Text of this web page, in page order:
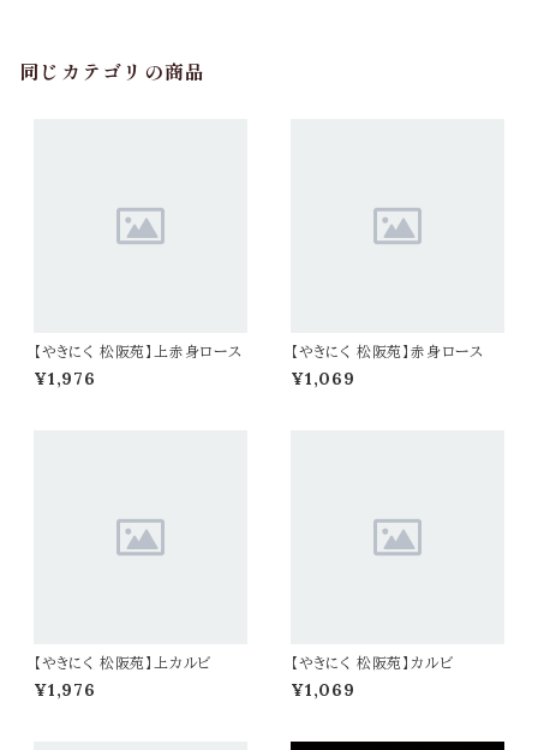
同じカテゴリの商品
【やきにく 松阪苑】上赤身ロース
¥1,976
【やきにく 松阪苑】赤身ロース
¥1,069
【やきにく 松阪苑】上カルビ
¥1,976
【やきにく 松阪苑】カルビ
¥1,069